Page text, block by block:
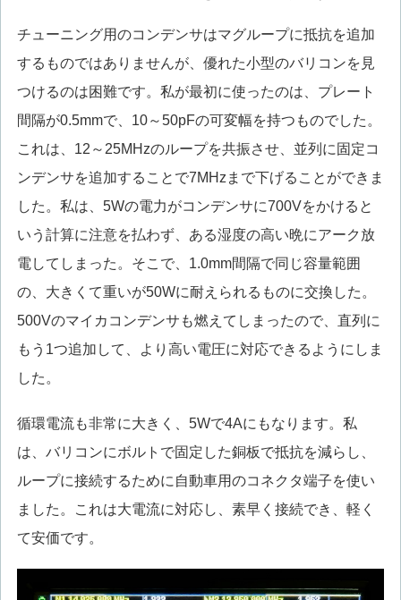
チューニング用のコンデンサはマグループに抵抗を追加
するものではありませんが、優れた小型のバリコンを見
つけるのは困難です。私が最初に使ったのは、プレート
間隔が0.5mmで、10～50pFの可変幅を持つものでした。
これは、12～25MHzのループを共振させ、並列に固定コ
ンデンサを追加することで7MHzまで下げることができま
した。私は、5Wの電力がコンデンサに700Vをかけると
いう計算に注意を払わず、ある湿度の高い晩にアーク放
電してしまった。そこで、1.0mm間隔で同じ容量範囲
の、大きくて重いが50Wに耐えられるものに交換した。
500Vのマイカコンデンサも燃えてしまったので、直列に
もう1つ追加して、より高い電圧に対応できるようにしま
した。
循環電流も非常に大きく、5Wで4Aにもなります。私
は、バリコンにボルトで固定した銅板で抵抗を減らし、
ループに接続するために自動車用のコネクタ端子を使い
ました。これは大電流に対応し、素早く接続でき、軽く
て安価です。